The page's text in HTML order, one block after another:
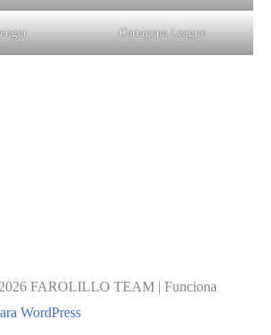
Cartagena League
FAROLILLO TEAM | Funciona
WordPress